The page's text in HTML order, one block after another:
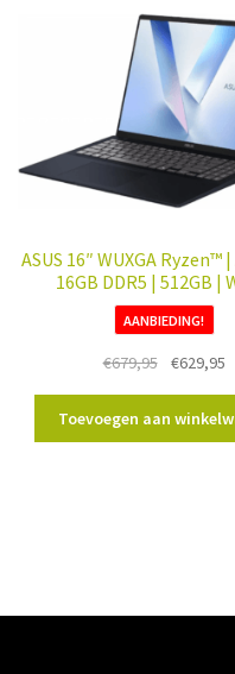
ASUS 16″ WUXGA Ryzen™
16GB DDR5 | 512GB |
AANBIEDING!
€679,95
was:
€679,95.
€629,95
Toevoegen aan